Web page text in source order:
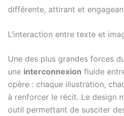
différente, attirant et
L’interaction entre texte et
Une des plus grandes forces
une interconnexion fluide
opère : chaque illustration,
à renforcer le récit. Le design
outil permettant de susciter